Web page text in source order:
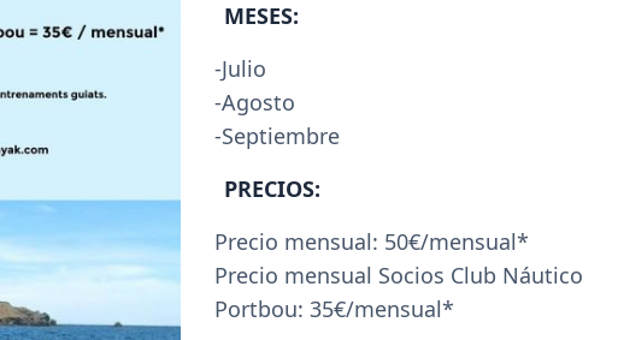
MESES:
-Julio
-Agosto
-Septiembre
PRECIOS:
Precio mensual: 50€/mensual*
Precio mensual Socios Club Náutico
Portbou: 35€/mensual*